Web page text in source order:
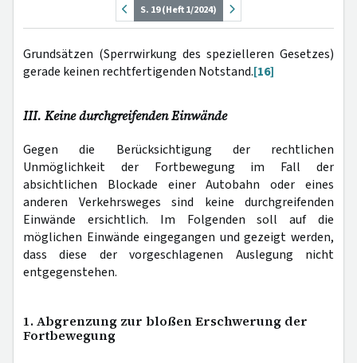
S. 19 (Heft 1/2024)
Grundsätzen (Sperrwirkung des spezielleren Gesetzes)
gerade keinen rechtfertigenden Notstand.[16]
III. Keine durchgreifenden Einwände
Gegen die Berücksichtigung der rechtlichen
Unmöglichkeit der Fortbewegung im Fall der
absichtlichen Blockade einer Autobahn oder eines
anderen Verkehrsweges sind keine durchgreifenden
Einwände ersichtlich. Im Folgenden soll auf die
möglichen Einwände eingegangen und gezeigt werden,
dass diese der vorgeschlagenen Auslegung nicht
entgegenstehen.
1. Abgrenzung zur bloßen Erschwerung der
Fortbewegung